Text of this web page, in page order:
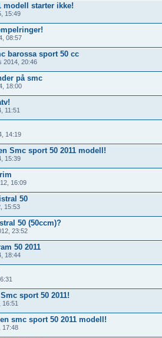
modell starter ikke!
15:49
08:57
barossa sport 50 cc
2014, 20:46
på smc
18:00
11:51
14:19
Smc sport 50 2011 modell!
15:39
16:09
50
15:53
50 (50ccm)?
23:52
50 2011
18:44
sport 50 2011!
16:51
smc sport 50 2011 modell!
17:48